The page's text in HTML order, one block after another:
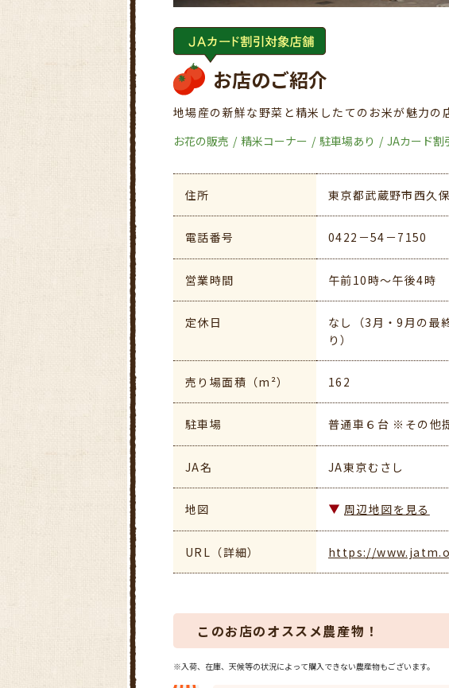
お店のご紹介
地場産の新鮮な野菜と精米したてのお米が魅力の
お花の販売
精米コーナー 駐車場あり JAカード割
住所 東京都武蔵野市西久
電話番号 0422－54－7150
営業時間 午前10時～午後4時
定休日
なし（3月・9月の最
り）
売り場面積（m²） 162
駐車場 普通車６台 ※その他
JA名 JA東京むさし
地図 周辺地図を見る
URL（詳細） https://
このお店のオススメ農産物！
※入荷、在庫、天候等の状況によって購入できない農産物もございます。